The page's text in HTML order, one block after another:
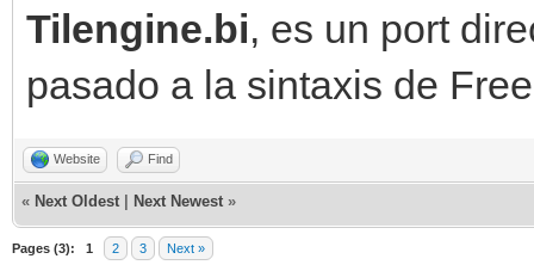
Tilengine.bi, es un port
pasado a la sintaxis de
Website Find
« Next Oldest Next Newest »
Pages (3): 1 2 3 Next »